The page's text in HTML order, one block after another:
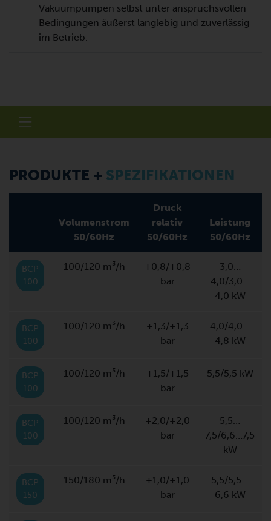
Vakuumpumpen selbst unter anspruchsvollen
Bedingungen äußerst langlebig und zuverlässig
im Betrieb.
PRODUKTE + SPEZIFIKATIONEN
Volumenstrom
50/60Hz
Druck
relativ
50/60Hz
Leistung
50/60Hz
BCP
100
100/120 m³/h
+0,8/+0,8
bar
3,0…
4,0/3,0…
4,0 kW
BCP
100
100/120 m³/h
+1,3/+1,3
bar
4,0/4,0…
4,8 kW
BCP
100
100/120 m³/h
+1,5/+1,5
bar
5,5/5,5 kW
BCP
100
100/120 m³/h
+2,0/+2,0
bar
5,5…
7,5/6,6…7,5
kW
BCP
150
150/180 m³/h
+1,0/+1,0
bar
5,5/5,5…
6,6 kW